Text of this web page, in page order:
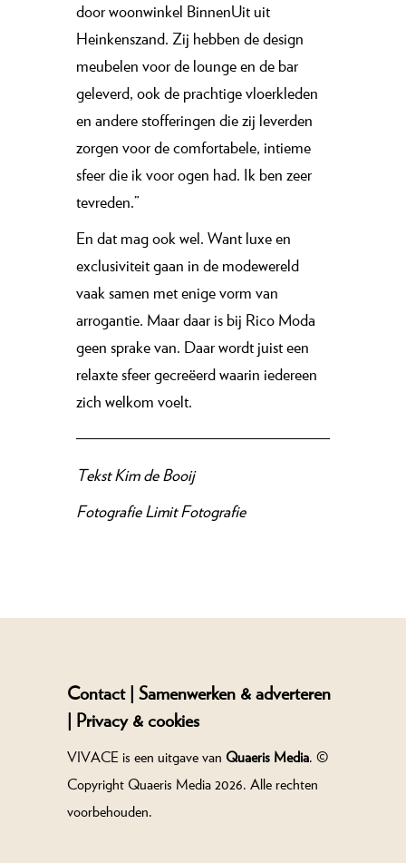
door woonwinkel BinnenUit uit
Heinkenszand. Zij hebben de design
meubelen voor de lounge en de bar
geleverd, ook de prachtige vloerkleden
en andere stofferingen die zij leverden
zorgen voor de comfortabele, intieme
sfeer die ik voor ogen had. Ik ben zeer
tevreden.”
En dat mag ook wel. Want luxe en
exclusiviteit gaan in de modewereld
vaak samen met enige vorm van
arrogantie. Maar daar is bij Rico Moda
geen sprake van. Daar wordt juist een
relaxte sfeer gecreëerd waarin iedereen
zich welkom voelt.
TekstKim de Booij
FotografieLimit Fotografie
Contact | Samenwerken & adverteren
| Privacy & cookies
VIVACE is een uitgave van Quaeris Media. ©
Copyright Quaeris Media 2026. Alle rechten
voorbehouden.